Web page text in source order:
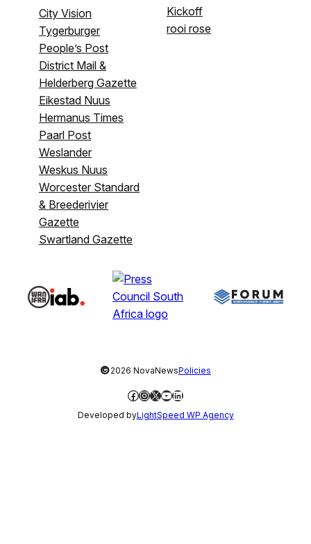
City Vision
Tygerburger
People’s Post
District Mail &
Helderberg Gazette
Eikestad Nuus
Hermanus Times
Paarl Post
Weslander
Weskus Nuus
Worcester Standard
& Breederivier
Gazette
Swartland Gazette
Kickoff
rooi rose
©2026 NovaNewsPolicies
Facebook
Instagram
X YouTube
LinkedIn
Developed byLightSpeed WP Agency